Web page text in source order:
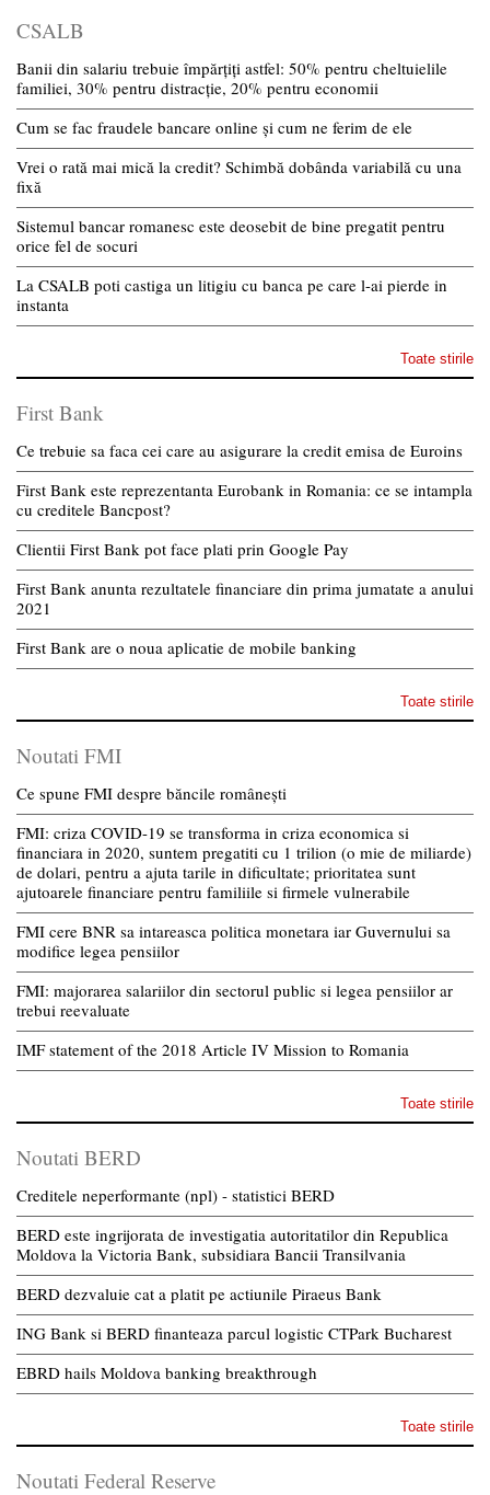
CSALB
Banii din salariu trebuie împărțiți astfel: 50% pentru cheltuielile
familiei, 30% pentru distracție, 20% pentru economii
Cum se fac fraudele bancare online și cum ne ferim de ele
Vrei o rată mai mică la credit? Schimbă dobânda variabilă cu una
fixă
Sistemul bancar romanesc este deosebit de bine pregatit pentru
orice fel de socuri
La CSALB poti castiga un litigiu cu banca pe care l-ai pierde in
instanta
Toate stirile
First Bank
Ce trebuie sa faca cei care au asigurare la credit emisa de Euroins
First Bank este reprezentanta Eurobank in Romania: ce se intampla
cu creditele Bancpost?
Clientii First Bank pot face plati prin Google Pay
First Bank anunta rezultatele financiare din prima jumatate a anului
2021
First Bank are o noua aplicatie de mobile banking
Toate stirile
Noutati FMI
Ce spune FMI despre băncile românești
FMI: criza COVID-19 se transforma in criza economica si
financiara in 2020, suntem pregatiti cu 1 trilion (o mie de miliarde)
de dolari, pentru a ajuta tarile in dificultate; prioritatea sunt
ajutoarele financiare pentru familiile si firmele vulnerabile
FMI cere BNR sa intareasca politica monetara iar Guvernului sa
modifice legea pensiilor
FMI: majorarea salariilor din sectorul public si legea pensiilor ar
trebui reevaluate
IMF statement of the 2018 Article IV Mission to Romania
Toate stirile
Noutati BERD
Creditele neperformante (npl) - statistici BERD
BERD este ingrijorata de investigatia autoritatilor din Republica
Moldova la Victoria Bank, subsidiara Bancii Transilvania
BERD dezvaluie cat a platit pe actiunile Piraeus Bank
ING Bank si BERD finanteaza parcul logistic CTPark Bucharest
EBRD hails Moldova banking breakthrough
Toate stirile
Noutati Federal Reserve